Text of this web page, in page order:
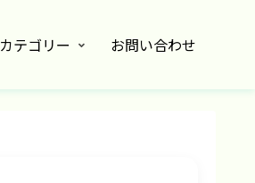
カテゴリー お問い合わせ